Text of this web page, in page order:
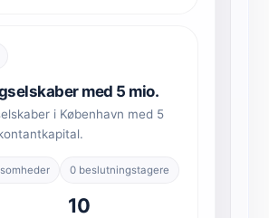
med 5 mio.
i København med 5
0 beslutningstagere
10